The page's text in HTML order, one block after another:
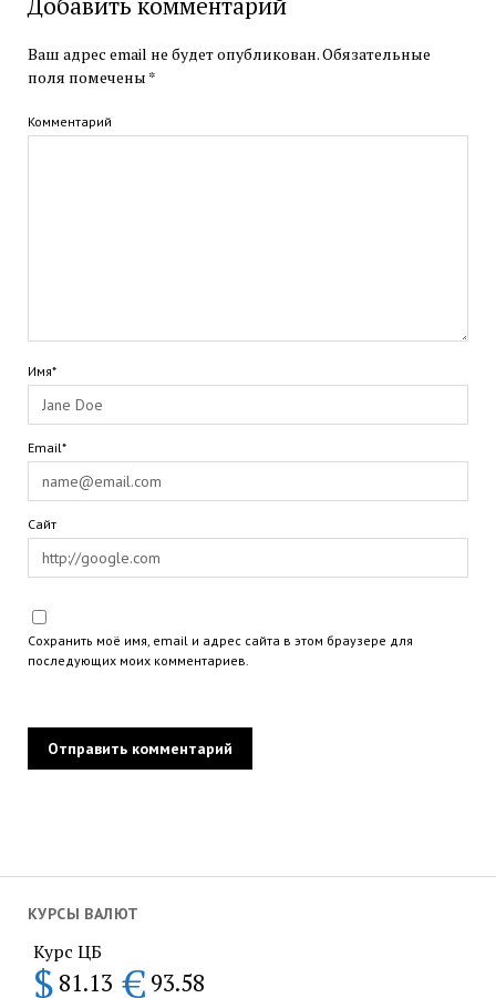
КУРСЫ ВАЛЮТ
Курс ЦБ
$ 81.13 € 93.58
Ваш адрес email не будет опубликован.Обязательные
поля помечены *
Комментарий
Имя*
Email*
Сайт
Сохранить моё имя, email и адрес сайта в этом браузере для
последующих моих комментариев.